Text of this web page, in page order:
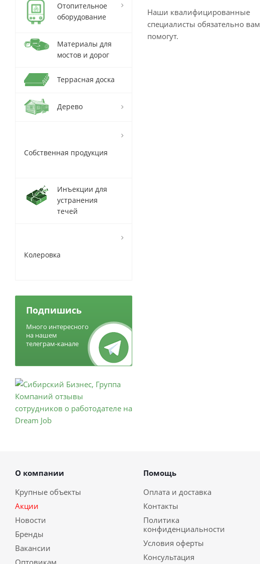
Наши квалифицированные
специалисты обязательно вам
помогут.
Отопительное
оборудование
Материалы для
мостов и дорог
Террасная доска
Дерево
Собственная продукция
Инъекции для
устранения
течей
Колеровка
Подпишись
Много интересного
на нашем
телеграм-канале
О компании
Крупные объекты
Акции
Новости
Бренды
Вакансии
Оптовикам
Помощь
Оплата и доставка
Контакты
Политика
конфиденциальности
Условия оферты
Консультация